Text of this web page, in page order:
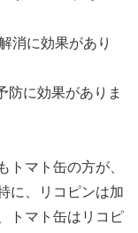
消に効果があり
防に効果がありま
トマト缶の方が、
に、リコピンは加
トマト缶はリコピ